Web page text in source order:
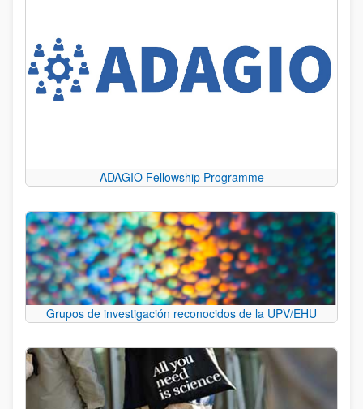
ADAGIO Fellowship Programme
Grupos de investigación reconocidos de la UPV/EHU